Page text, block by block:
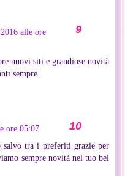
alle ore
nuovi siti e grandiose novità
sempre.
ore 05:07
salvo tra i preferiti grazie per
sempre novità nel tuo bel